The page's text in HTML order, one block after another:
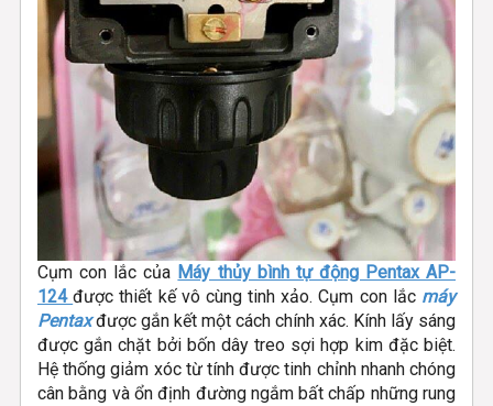
Cụm con lắc của Máy thủy bình tự động Pentax AP-
124được thiết kế vô cùng tinh xảo. Cụm con lắc máy
Pentaxđược gắn kết một cách chính xác. Kính lấy sáng
được gắn chặt bởi bốn dây treo sợi hợp kim đặc biệt.
Hệ thống giảm xóc từ tính được tinh chỉnh nhanh chóng
cân bằng và ổn định đường ngắm bất chấp những rung